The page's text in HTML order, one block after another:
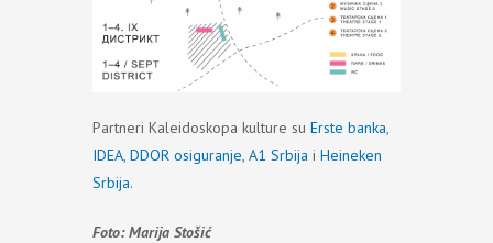
Partneri Kaleidoskopa kulture su Erste banka,
IDEA, DDOR osiguranje, A1 Srbija i Heineken
Srbija.
Foto: Marija Stošić